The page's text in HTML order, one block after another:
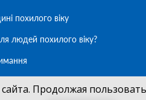
похилого віку
людей похилого віку?
Продолжая